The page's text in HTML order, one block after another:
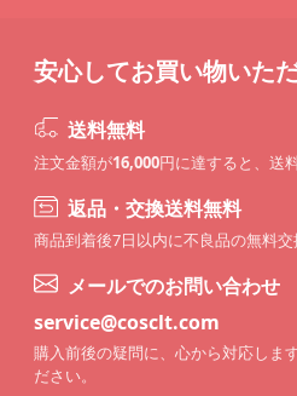
安心してお買い物いた
送料無料
注文金額が16,000円に達すると、送
返品・交換送料無料
商品到着後7日以内に不良品の無料交
メールでのお問い合わせ
service@cosclt.com
購入前後の疑問に、心から対応しま
ださい。